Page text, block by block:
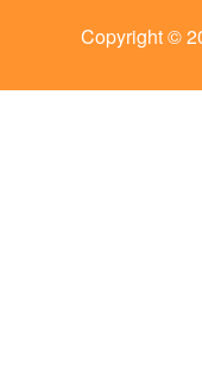
Copyright ©